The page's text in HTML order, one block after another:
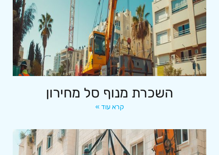
השכרת מנוף סל מחירון
קרא עוד »